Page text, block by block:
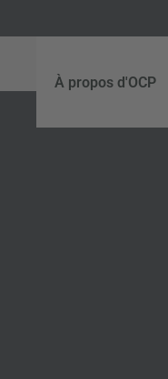
À propos d'OCP